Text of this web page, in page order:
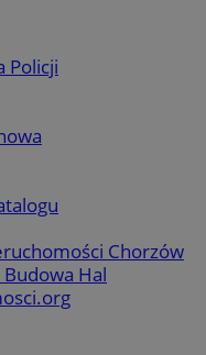
Policji
Chorzów
Hal